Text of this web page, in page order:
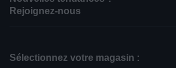
Rejoignez-nous
Sélectionnez votre magasin :